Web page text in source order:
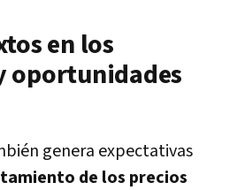
en los
oportunidades
genera expectativas
de los precios